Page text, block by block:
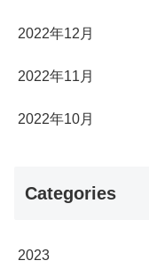
2022年12月
2022年11月
2022年10月
Categories
2023